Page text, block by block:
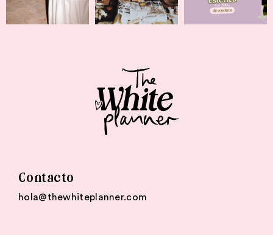
Contacto
hola@thewhiteplanner.com